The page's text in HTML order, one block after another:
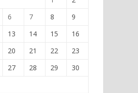
6 7 8
9
13 14 15
16
20 21 22
23
27 28 29
30